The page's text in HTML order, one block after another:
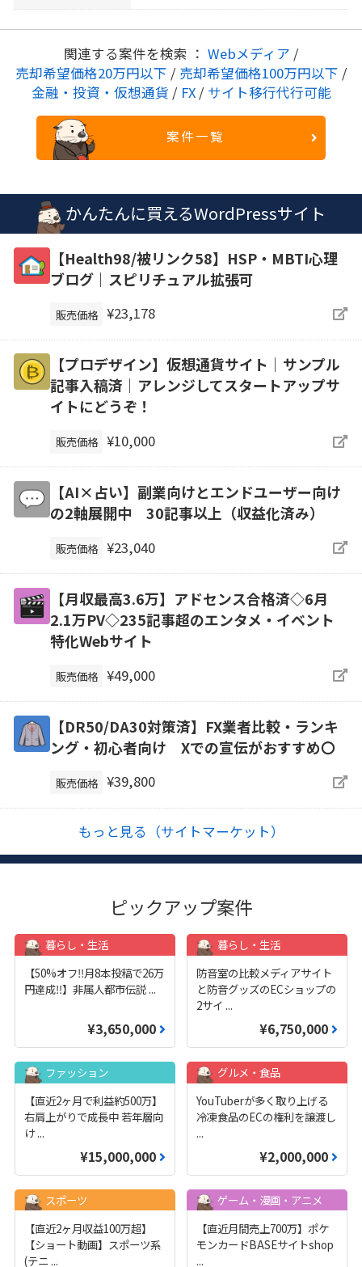
関連する案件を検索 ： Webメディア /
売却希望価格20万円以下 / 売却希望価格100万円以下 /
金融・投資・仮想通貨 / FX / サイト移行代行可能
案件一覧
かんたんに買えるWordPressサイト
【Health98/被リンク58】HSP・MBTI心理
ブログ｜スピリチュアル拡張可
販売価格 ¥23,178
【プロデザイン】仮想通貨サイト｜サンプル
記事入稿済｜アレンジしてスタートアップサ
イトにどうぞ！
販売価格 ¥10,000
【AI×占い】副業向けとエンドユーザー向け
の2軸展開中 30記事以上（収益化済み）
販売価格 ¥23,040
【月収最高3.6万】アドセンス合格済◇6月
2.1万PV◇235記事超のエンタメ・イベント
特化Webサイト
販売価格 ¥49,000
【DR50/DA30対策済】FX業者比較・ランキ
ング・初心者向け Xでの宣伝がおすすめ〇
販売価格 ¥39,800
もっと見る（サイトマーケット）
ピックアップ案件
暮らし・生活
【50%オフ‼️月8本投稿で26万
円達成‼️】非属人都市伝説 ...
¥3,650,000
暮らし・生活
防音室の比較メディアサイト
と防音グッズのECショップの
2サイ ...
¥6,750,000
ファッション
【直近2ヶ月で利益約500万】
右肩上がりで成長中 若年層向
け...
¥15,000,000
グルメ・食品
YouTuberが多く取り上げる
冷凍食品のECの権利を譲渡し
...
¥2,000,000
スポーツ
【直近2ヶ月収益100万超】
【ショート動画】スポーツ系
(テニ ...
ゲーム・漫画・アニメ
【直近月間売上700万】ポケ
モンカードBASEサイトshop
...